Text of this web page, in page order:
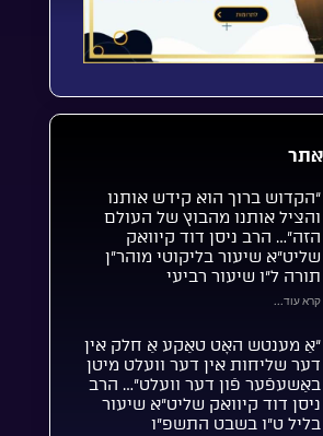
“הקדוש ברוך הוא קידש אותנו
והציל אותנו מהבוץ של העולם
הזה”… הרב ניסן דוד קיוואק
שליט”א שיעור בליקוטי מוהר”ן
תורה ל”ו שיעור רביעי
קרא עוד...
“אַ מענטש האָט טאַקע אַ חלק אין
דער שליחות אין דער וועלט מיטן
באַשעפֿער פֿון דער וועלט”… הרב
ניסן דוד קיוואק שליט”א שיעור
בליל ט”ו בשבט התשפ”ו